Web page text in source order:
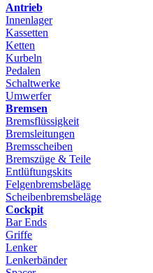
Antrieb
Innenlager
Kassetten
Ketten
Kurbeln
Pedalen
Schaltwerke
Umwerfer
Bremsen
Bremsflüssigkeit
Bremsleitungen
Bremsscheiben
Bremszüge & Teile
Entlüftungskits
Felgenbremsbeläge
Scheibenbremsbeläge
Cockpit
Bar Ends
Griffe
Lenker
Lenkerbänder